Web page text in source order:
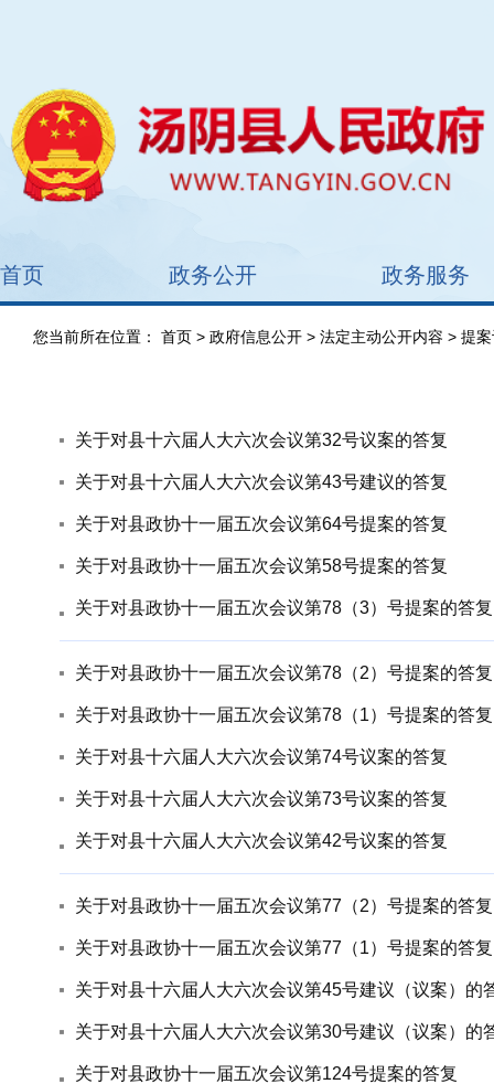
首页 政务公开 政务服务
您当前所在位置： 首页 > 政府信息公开 > 法定主动公开内容 > 提
关于对县十六届人大六次会议第32号议案的答复
关于对县十六届人大六次会议第43号建议的答复
关于对县政协十一届五次会议第64号提案的答复
关于对县政协十一届五次会议第58号提案的答复
关于对县政协十一届五次会议第78（3）号提案的答复
关于对县政协十一届五次会议第78（2）号提案的答复
关于对县政协十一届五次会议第78（1）号提案的答复
关于对县十六届人大六次会议第74号议案的答复
关于对县十六届人大六次会议第73号议案的答复
关于对县十六届人大六次会议第42号议案的答复
关于对县政协十一届五次会议第77（2）号提案的答复
关于对县政协十一届五次会议第77（1）号提案的答复
关于对县十六届人大六次会议第45号建议（议案）的
关于对县十六届人大六次会议第30号建议（议案）的
关于对县政协十一届五次会议第124号提案的答复